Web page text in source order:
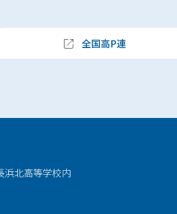
全国高P連
北高等学校内